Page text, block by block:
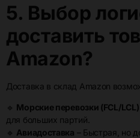
5. Выбор
доставить
Amazon?
Доставка в склад Amazon
🔹 Морские перевозки (FCL/LCL)
для больших партий.
🔹 Авиадоставка – Быстрая, но